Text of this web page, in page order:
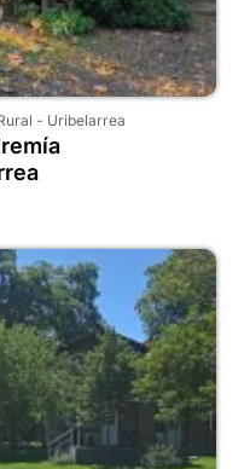
- Uribelarrea